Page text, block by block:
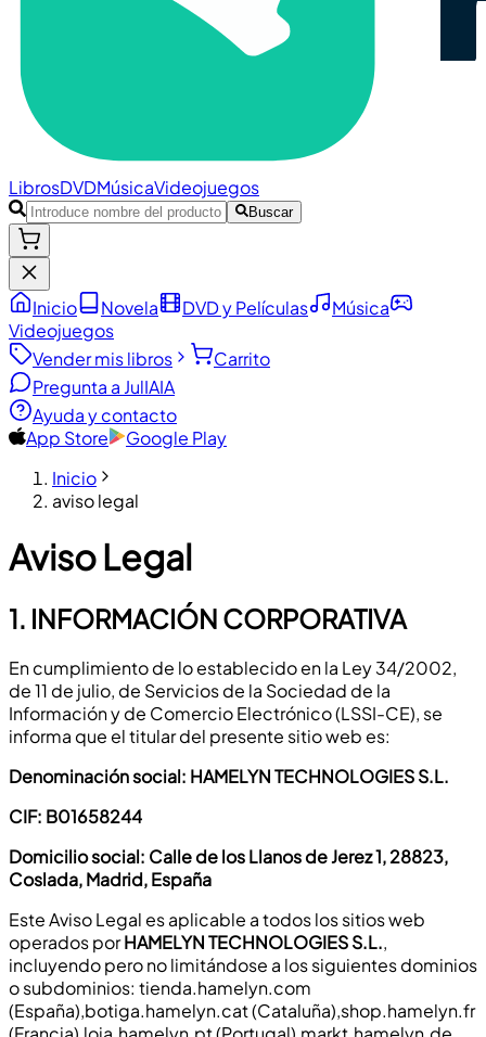
LibrosDVDMúsicaVideojuegos
Buscar
Inicio Novela DVD y Películas
Música
Videojuegos
Vender mis libros
Carrito
Pregunta a JulIAIA
Ayuda y contacto
App Store
Google Play
Inicio
aviso legal
Aviso Legal
1. INFORMACIÓN CORPORATIVA
En cumplimiento de lo establecido en la Ley 34/2002,
de 11 de julio, de Servicios de la Sociedad de la
Información y de Comercio Electrónico (LSSI-CE), se
informa que el titular del presente sitio web es:
Denominación social: HAMELYN TECHNOLOGIES S.L.
CIF: B01658244
Domicilio social: Calle de los Llanos de Jerez 1, 28823,
Coslada, Madrid, España
Este Aviso Legal es aplicable a todos los sitios web
operados porHAMELYN TECHNOLOGIES S.L.,
incluyendo pero no limitándose a los siguientes dominios
o subdominios: tienda.hamelyn.com
(España),botiga.hamelyn.cat (Cataluña),shop.hamelyn.fr